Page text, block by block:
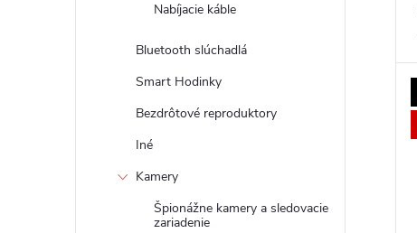
Nabíjacie káble
Bluetooth slúchadlá
Smart Hodinky
Bezdrôtové reproduktory
Iné
Kamery
Špionážne kamery a sledovacie
zariadenie